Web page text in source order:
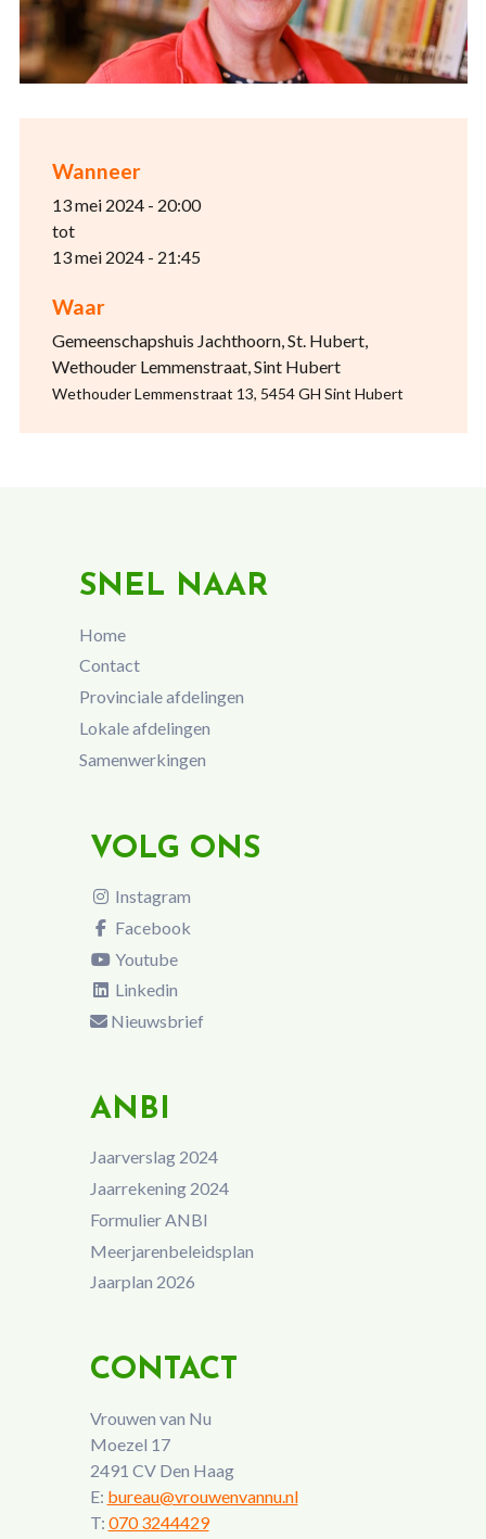
Wanneer
13 mei 2024 - 20:00
tot
13 mei 2024 - 21:45
Waar
Gemeenschapshuis Jachthoorn, St. Hubert,
Wethouder Lemmenstraat, Sint Hubert
Wethouder Lemmenstraat 13, 5454 GH Sint Hubert
SNEL NAAR
Home
Contact
Provinciale afdelingen
Lokale afdelingen
Samenwerkingen
VOLG ONS
Instagram
Facebook
Youtube
Linkedin
Nieuwsbrief
ANBI
Jaarverslag 2024
Jaarrekening 2024
Formulier ANBI
Meerjarenbeleidsplan
Jaarplan 2026
CONTACT
Vrouwen van Nu
Moezel 17
2491 CV Den Haag
E: bureau@vrouwenvannu.nl
T: 070 3244429